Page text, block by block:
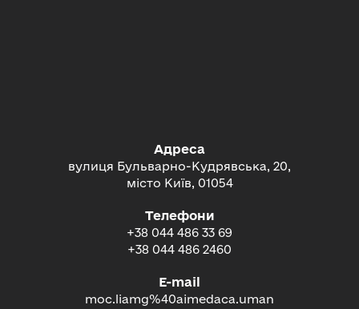
Адреса
вулиця Бульварно-Кудрявська, 20,
місто Київ, 01054
Телефони
+38 044 486 33 69
+38 044 486 2460
E-mail
moc.liamg%40aimedaca.uman